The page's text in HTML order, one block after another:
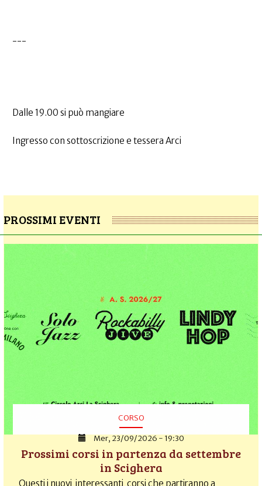
---
Dalle 19.00 si può mangiare
Ingresso con sottoscrizione e tessera Arci
PROSSIMI EVENTI
CORSO
Mer, 23/09/2026 - 19:30
Prossimi corsi in partenza da settembre
in Scighera
Questi i nuovi interessanti corsi che partiranno a